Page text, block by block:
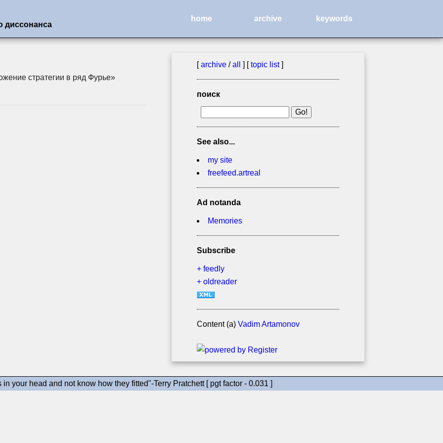
диссонанса
home archive keywords
стратегии в ряд Фурье»
[archive /all ] [topic list]
поиск
See also...
my site
freefeed.artreal
Ad notanda
Memories
Subscribe
+ feedly
+ oldreader
Content (a)Vadim Artamonov
your head and not know how they fitted"-Terry Pratchett [ pgt factor - 0.031 ]